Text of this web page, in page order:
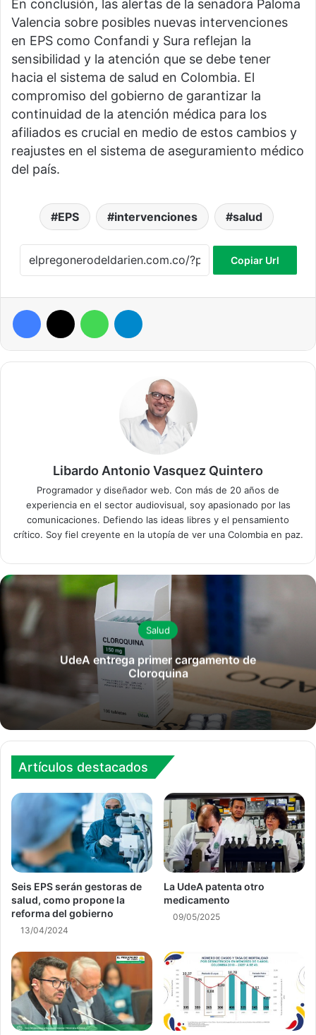
En conclusión, las alertas de la senadora Paloma
Valencia sobre posibles nuevas intervenciones
en EPS como Confandi y Sura reflejan la
sensibilidad y la atención que se debe tener
hacia el sistema de salud en Colombia. El
compromiso del gobierno de garantizar la
continuidad de la atención médica para los
afiliados es crucial en medio de estos cambios y
reajustes en el sistema de aseguramiento médico
del país.
EPS intervenciones salud
Copiar Url
Facebook WhatsApp
Libardo Antonio Vasquez Quintero
Programador y diseñador web. Con más de 20 años de
experiencia en el sector audiovisual, soy apasionado por las
comunicaciones. Defiendo las ideas libres y el pensamiento
crítico. Soy fiel creyente en la utopía de ver una Colombia en paz.
Salud
UdeA entrega primer cargamento de
Cloroquina
Artículos destacados
Seis EPS serán gestoras de
salud, como propone la
reforma del gobierno
13/04/2024
La UdeA patenta otro
medicamento
09/05/2025